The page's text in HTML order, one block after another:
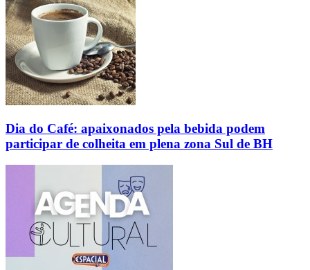
Dia do Café: apaixonados pela bebida podem
participar de colheita em plena zona Sul de BH